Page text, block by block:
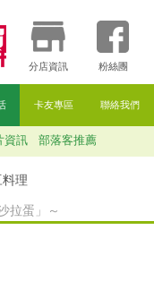
分店資訊 粉絲團
卡友專區 聯絡我們
資訊 部落客推薦
理
拉蛋」～